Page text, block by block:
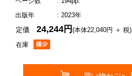
出版年
: 2023年
在庫
定価24,244円(本体22,040円 ＋ 税)